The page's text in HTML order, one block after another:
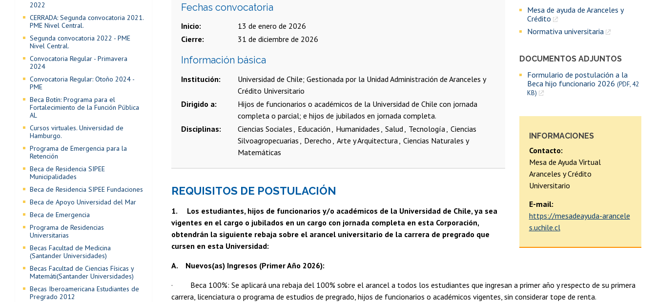
Mesa de ayuda de Aranceles y
Crédito
Normativa universitaria
DOCUMENTOS ADJUNTOS
Formulario de postulación a la
Beca hijo funcionario 2026 (PDF, 42
KB)
INFORMACIONES
Contacto:
Mesa de Ayuda Virtual
Aranceles y Crédito
Universitario
E-mail:
https://mesadeayuda-arancele
s.uchile.cl
Fechas convocatoria
Inicio
13 de enero de 2026
Cierre
31 de diciembre de 2026
Información básica
Institución
Universidad de Chile; Gestionada por la Unidad Administración de Aranceles y
Crédito Universitario
Dirigido a
Hijos de funcionarios o académicos de la Universidad de Chile con jornada
completa o parcial; e hijos de jubilados en jornada completa.
Disciplinas
Ciencias Sociales Educación Humanidades Salud Tecnología Ciencias
Silvoagropecuarias
Derecho Arte y Arquitectura Ciencias Naturales y
Matemáticas
REQUISITOS DE POSTULACIÓN
1. Los estudiantes, hijos de funcionarios y/o académicos de la Universidad de Chile, ya sea
vigentes en el cargo o jubilados en un cargo con jornada completa en esta Corpora­ción,
obtendrán la siguiente rebaja sobre el arancel universitario de la carrera de pregrado que
cursen en esta Universidad:
A. Nuevos(as) Ingresos (Primer Año 2026):
· Beca 100%: Se aplicará una rebaja del 100% sobre el arancel a todos los estudiantes que ingresan a primer año y respecto de su primera
carrera, licenciatura o programa de estudios de pregrado, hijos de funcionarios o académicos vigentes, sin considerar tope de renta.
2022
CERRADA: Segunda convocatoria 2021.
PME Nivel Central.
Segunda convocatoria 2022 - PME
Nivel Central.
Convocatoria Regular - Primavera
2024
Convocatoria Regular: Otoño 2024 -
PME
Beca Botín: Programa para el
Fortalecimiento de la Función Pública
AL
Cursos virtuales. Universidad de
Hamburgo.
Programa de Emergencia para la
Retención
Beca de Residencia SIPEE
Municipalidades
Beca de Residencia SIPEE Fundaciones
Beca de Apoyo Universidad del Mar
Beca de Emergencia
Programa de Residencias
Universitarias
Becas Facultad de Medicina
(Santander Universidades)
Becas Facultad de Ciencias Físicas y
Matemáti(Santander Universidades)
Becas Iberoamericana Estudiantes de
Pregrado 2012